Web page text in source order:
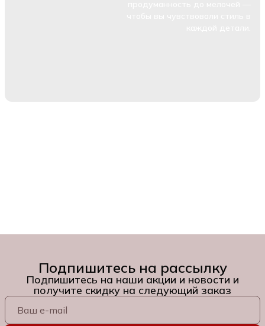
Подпишитесь на рассылку
Подпишитесь на наши акции и новости и
получите скидку на следующий заказ